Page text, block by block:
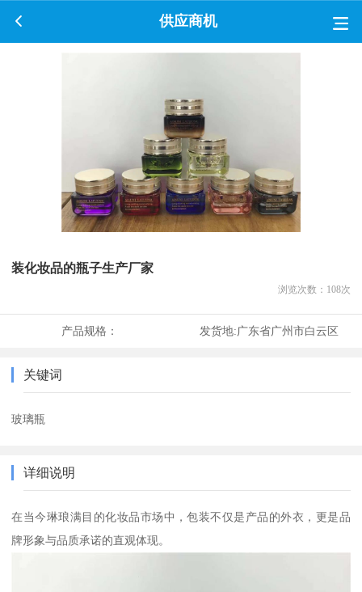
供应商机
装化妆品的瓶子生产厂家
浏览次数： 108次
产品规格： 发货地:广东省广州市白云区
关键词
玻璃瓶
详细说明
在当今琳琅满目的化妆品市场中，包装不仅是产品的外衣，更是品
牌形象与品质承诺的直观体现。